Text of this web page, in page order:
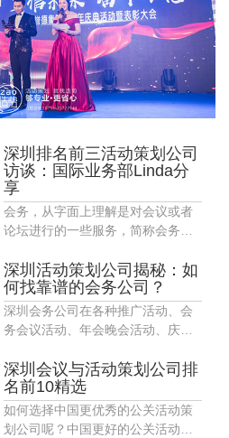
深圳排名前三活动策划公司
访谈：国际业务部Linda分
享
会务，从字面上理解是对会议或者
论坛进行的一些服务，简称会务，
思、设计、安排、制作策划方案以
达到最终的会务效果。
深圳活动策划公司揭秘：如
何找靠谱的会务公司？
深圳会务公司在各种推广活动、会
务会议活动、年会晚会活动、庆典
激烈的市场竞争中，深圳各类会务
公司如雨后春笋般涌现出来，但是
实力、规模各不相同。深圳大的会
务公司优势是专业性强，深圳小的
深圳会议与活动策划公司排
名前10精选
如何选择中国更优秀的公关活动策
划公司呢？中国更好的公关活动策